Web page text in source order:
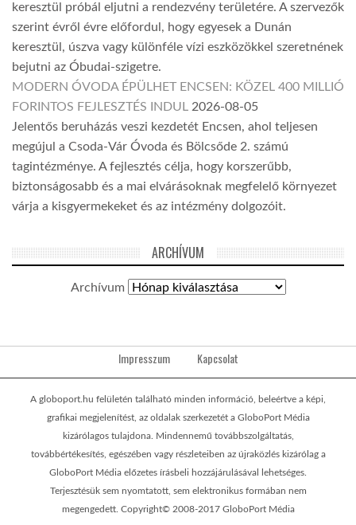
keresztül próbál eljutni a rendezvény területére. A szervezők
szerint évről évre előfordul, hogy egyesek a Dunán
keresztül, úszva vagy különféle vízi eszközökkel szeretnének
bejutni az Óbudai-szigetre.
MODERN ÓVODA ÉPÜLHET ENCSEN: KÖZEL 400 MILLIÓ
FORINTOS FEJLESZTÉS INDUL 2026-08-05
Jelentős beruházás veszi kezdetét Encsen, ahol teljesen
megújul a Csoda-Vár Óvoda és Bölcsőde 2. számú
tagintézménye. A fejlesztés célja, hogy korszerűbb,
biztonságosabb és a mai elvárásoknak megfelelő környezet
várja a kisgyermekeket és az intézmény dolgozóit.
ARCHÍVUM
Archívum
Impresszum Kapcsolat
A globoport.hu felületén található minden információ, beleértve a képi,
grafikai megjelenítést, az oldalak szerkezetét a GloboPort Média
kizárólagos tulajdona. Mindennemű továbbszolgáltatás,
továbbértékesítés, egészében vagy részleteiben az újraközlés kizárólag a
GloboPort Média előzetes írásbeli hozzájárulásával lehetséges.
Terjesztésük sem nyomtatott, sem elektronikus formában nem
megengedett. Copyright© 2008-2017 GloboPort Média